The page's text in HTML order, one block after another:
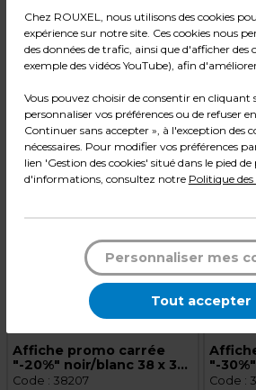
L 38 x H 42 cm
Qté
1 Ajouter au panier
38 x 42
Qté
1
Affiche promo carrée
"-20%" noir/blanc 38 x 38
cm - Affiche Soldes
Code : 38207
1,59
1,91 € TTC
l'unité
"-
cm -
Code :
Chez ROUXEL, nous utilisons des cookies
expérience sur notre site. Ces cookies nous
des données de trafic, ainsi que d'afficher des
exemple des vidéos YouTube), afin
Vous pouvez choisir de consentir en cliquant
personnaliser vos préférences ou de refuser
Continuer sans accepter », à l'exception des
nécessaires. Pour modifier vos préférences
lien 'Gestion des cookies' situé dans le pied
d'informations, consultez notre Politique des
Personnaliser mes
Tout accepter